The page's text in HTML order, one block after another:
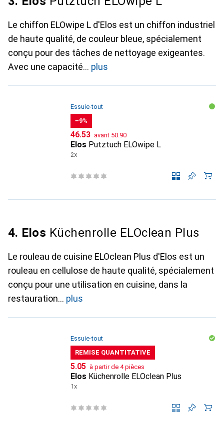
Le chiffon ELOwipe L d'Elos est un chiffon industriel
de haute qualité, de couleur bleue, spécialement
conçu pour des tâches de nettoyage exigeantes.
Avec une capacité
plus
Essuie-tout
−9%
CHF
46.53 avant CHF
50.90
Elos Putztuch ELOwipe L
2x
4. Elos Küchenrolle ELOclean Plus
Le rouleau de cuisine ELOclean Plus d'Elos est un
rouleau en cellulose de haute qualité, spécialement
conçu pour une utilisation en cuisine, dans la
restauration
plus
Essuie-tout
REMISE QUANTITATIVE
CHF
5.05 à partir de 4 pièces
Elos Küchenrolle ELOclean Plus
1x